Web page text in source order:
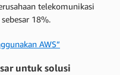
telekomunikasi
18%.
AWS”
untuk solusi